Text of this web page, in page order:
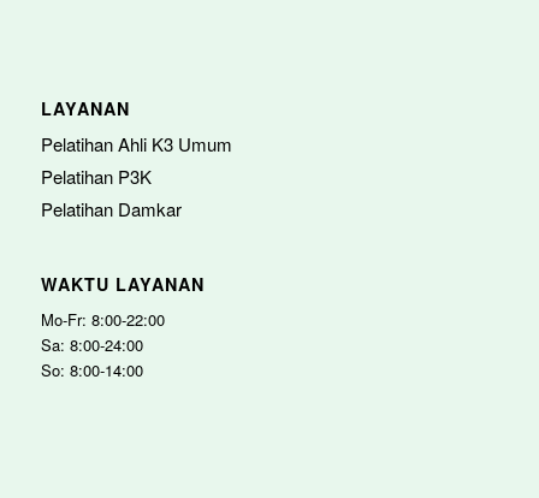
LAYANAN
Pelatihan Ahli K3 Umum
Pelatihan P3K
Pelatihan Damkar
WAKTU LAYANAN
Mo-Fr: 8:00-22:00
Sa: 8:00-24:00
So: 8:00-14:00